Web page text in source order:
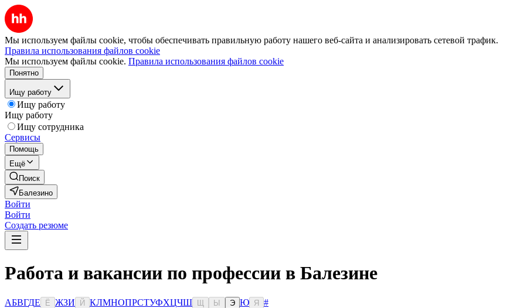
Мы используем файлы cookie, чтобы обеспечивать правильную работу нашего веб-сайта и анализировать сетевой трафик.
Правила использования файлов cookie
Мы используем файлы cookie. Правила использования файлов cookie
Понятно
Ищу работу
Ищу работу
Ищу работу
Ищу сотрудника
Сервисы
Помощь
Ещё
Поиск
Балезино
Войти
Войти
Создать резюме
Работа и вакансии по профессии в Балезине
АБВГДЕ Ё ЖЗИ Й КЛМНОПРСТУФХЦЧШ Ы Э Ю Я
#